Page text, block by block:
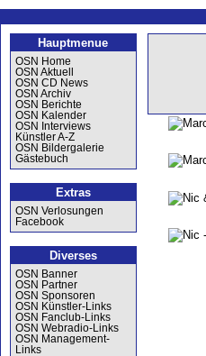
Hauptmenue
OSN Home
OSN Aktuell
OSN CD News
OSN Archiv
OSN Berichte
OSN Kalender
OSN Interviews
Künstler A-Z
OSN Bildergalerie
Gästebuch
Extras
OSN Verlosungen
Facebook
Diverses
OSN Banner
OSN Partner
OSN Sponsoren
OSN Künstler-Links
OSN Fanclub-Links
OSN Webradio-Links
OSN Management-
Links